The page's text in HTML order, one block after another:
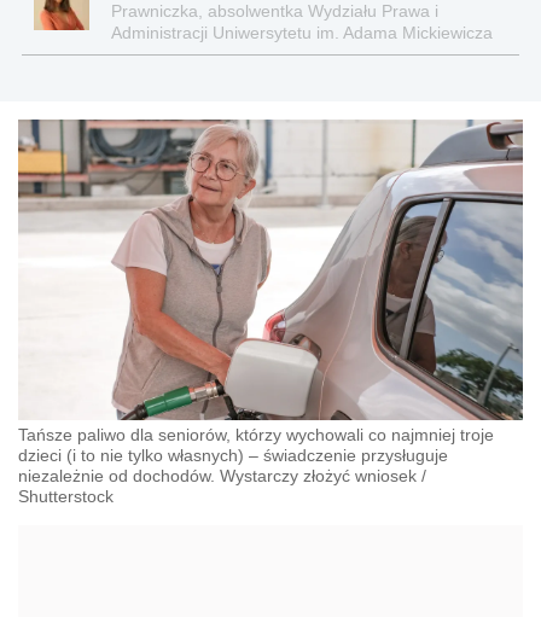
Prawniczka, absolwentka Wydziału Prawa i
Administracji Uniwersytetu im. Adama Mickiewicza
w Poznaniu
Tańsze paliwo dla seniorów, którzy wychowali co najmniej troje
dzieci (i to nie tylko własnych) – świadczenie przysługuje
niezależnie od dochodów. Wystarczy złożyć wniosek /
Shutterstock